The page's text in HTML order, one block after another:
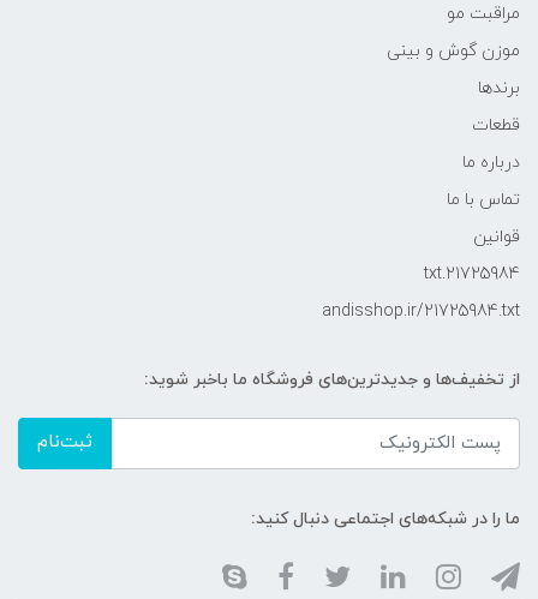
مراقبت مو
موزن گوش و بینی
برندها
قطعات
درباره ما
تماس با ما
قوانین
21725984.txt
andisshop.ir/21725984.txt
از تخفیف‌ها و جدیدترین‌های فروشگاه ما باخبر شوید:
ثبت‌نام
ما را در شبکه‌های اجتماعی دنبال کنید: